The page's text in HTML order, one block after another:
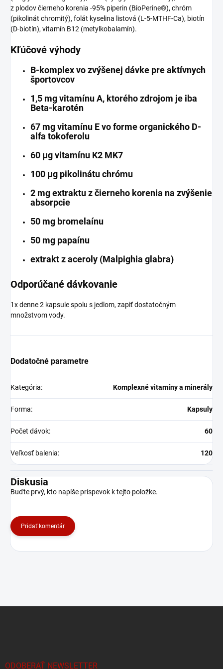
z plodov čierneho korenia -95% piperin (BioPerine®), chróm
(pikolinát chromitý), folát kyselina listová (L-5-MTHF-Ca), biotín
(D-biotín), vitamín B12 (metylkobalamín).
Kľúčové výhody
B-komplex vo zvýšenej dávke pre aktívnych
športovcov
1,5 mg vitamínu A, ktorého zdrojom je iba
Beta-karotén
67 mg vitamínu E vo forme organického D-
alfa tokoferolu
60 μg vitamínu K2 MK7
100 μg pikolinátu chrómu
2 mg extraktu z čierneho korenia na zvýšenie
absorpcie
50 mg bromelaínu
50 mg papaínu
extrakt z aceroly (Malpighia glabra)
Odporúčané dávkovanie
1x denne 2 kapsule spolu s jedlom, zapiť dostatočným
množstvom vody.
Dodatočné parametre
Kategória: Komplexné vitamíny a minerály
Forma: Kapsuly
Počet dávok: 60
Veľkosť balenia: 120
Diskusia
Buďte prvý, kto napíše príspevok k tejto položke.
Pridať komentár
ODOBERAŤ NEWSLETTER